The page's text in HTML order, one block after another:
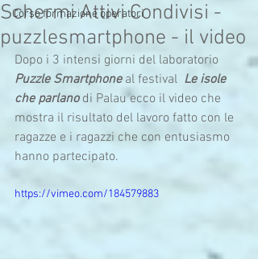
Corso formazione operatori
Schermi Attivi Condivisi -
puzzlesmartphone - il video
Dopo i 3 intensi giorni del laboratorio
Puzzle Smartphone al festival Le isole
che parlano di Palau ecco il video che
mostra il risultato del lavoro fatto con le
ragazze e i ragazzi che con entusiasmo
hanno partecipato.
https://vimeo.com/184579883